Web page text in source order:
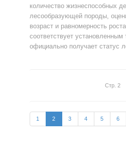
количество жизнеспособных
лесообразующей породы,
возраст и равномерность
соответствует
официально получает статус
Стр. 2
1 2 3 4 5 6